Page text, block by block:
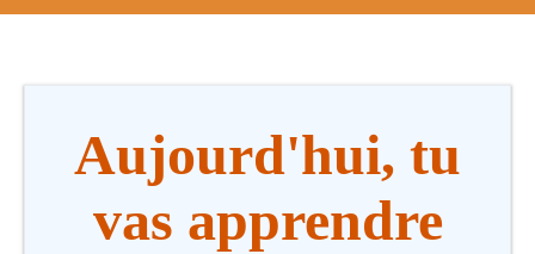
Aujourd'hui, tu
vas apprendre